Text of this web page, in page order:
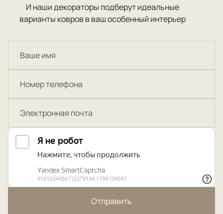
И наши декораторы подберут идеальные
варианты ковров в ваш особенный интерьер
Отправить